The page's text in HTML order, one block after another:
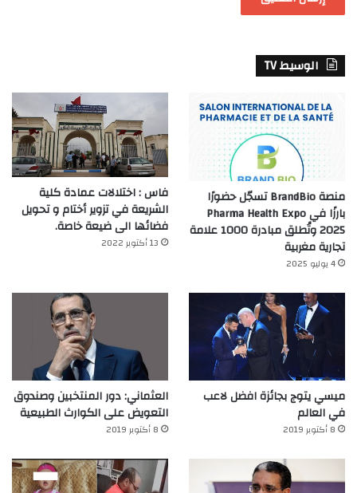
الوسيط TV
منصة BrandBio تسجّل حضورًا
بارزًا في Pharma Health Expo
2025 وتُطلق مبادرة 1000 علامة
تجارية مغربية
4 يوليو 2025
فاس : اختلالات عمادة كلية
الشريعة في تزوير أختام و تحويل
فضائها الى ضيعة خاصة.
13 أكتوبر 2022
ميسي يتوج بجائزة افضل لاعب
في العالم‎
8 أكتوبر 2019
العثماني: دور المنتخبين وصندوق
التعويض على الكوارث الطبيعية
8 أكتوبر 2019